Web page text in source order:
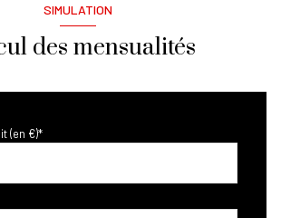
SIMULATION
des mensualités
(en €)*